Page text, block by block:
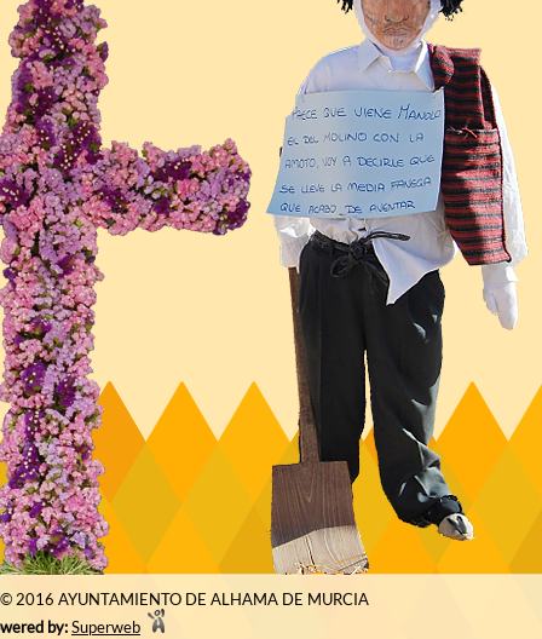
© 2016 AYUNTAMIENTO DE ALHAMA DE MURCIA
by:Superweb